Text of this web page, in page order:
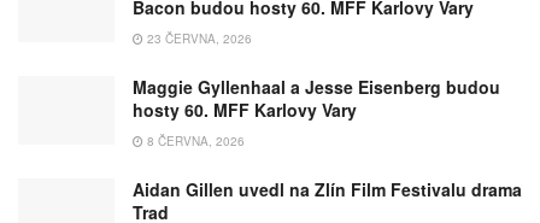
Bacon budou hosty 60. MFF Karlovy Vary
23 ČERVNA, 2026
Maggie Gyllenhaal a Jesse Eisenberg budou
hosty 60. MFF Karlovy Vary
8 ČERVNA, 2026
Aidan Gillen uvedl na Zlín Film Festivalu drama
Trad